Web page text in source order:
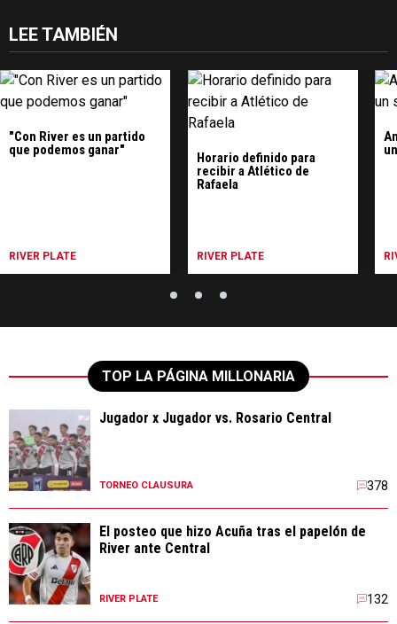
LEE TAMBIÉN
"Con River es un partido
que podemos ganar"
RIVER PLATE
Horario definido para
recibir a Atlético de
Rafaela
RIVER PLATE
TOP LA PÁGINA MILLONARIA
Jugador x Jugador vs. Rosario Central
TORNEO CLAUSURA 378
El posteo que hizo Acuña tras el papelón de
River ante Central
RIVER PLATE 132